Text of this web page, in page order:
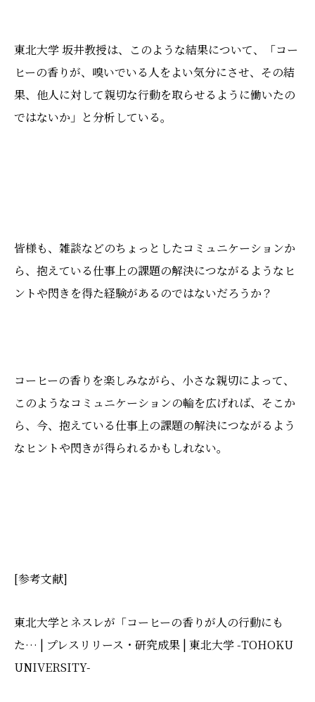
東北大学 坂井教授は、このような結果について、「コー
ヒーの香りが、嗅いでいる人をよい気分にさせ、その結
果、他人に対して親切な行動を取らせるように働いたの
ではないか」と分析している。
皆様も、雑談などのちょっとしたコミュニケーションか
ら、抱えている仕事上の課題の解決につながるようなヒ
ントや閃きを得た経験があるのではないだろうか？
コーヒーの香りを楽しみながら、小さな親切によって、
このようなコミュニケーションの輪を広げれば、そこか
ら、今、抱えている仕事上の課題の解決につながるよう
なヒントや閃きが得られるかもしれない。
[参考文献]
東北大学とネスレが「コーヒーの香りが人の行動にも
た… | プレスリリース・研究成果 | 東北大学 -TOHOKU
UNIVERSITY-